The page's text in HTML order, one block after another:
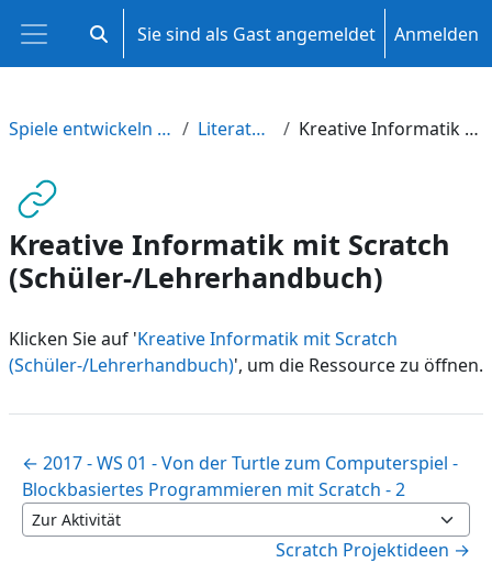
Zum Hauptinhalt
Website-Übersicht
Sucheingabe umschalten
Sie sind als Gast angemeldet Anmelden
Spiele entwickeln und multimedial dokumentieren Literatur und Anregungen Kreative Informatik mit Scratch (Schüler-/Lehrerhandbuch)
Kreative Informatik mit Scratch
(Schüler-/Lehrerhandbuch)
Klicken Sie auf 'Kreative Informatik mit Scratch
(Schüler-/Lehrerhandbuch)', um die Ressource zu öffnen.
← 2017 - WS 01 - Von der Turtle zum Computerspiel -
Blockbasiertes Programmieren mit Scratch - 2
Zur Aktivität
Scratch Projektideen →